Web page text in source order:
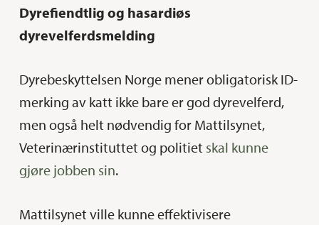
Dyrefiendtlig og hasardiøs
dyrevelferdsmelding
Dyrebeskyttelsen Norge mener obligatorisk ID-
merking av katt ikke bare er god dyrevelferd,
men også helt nødvendig for Mattilsynet,
Veterinærinstituttet og politiet skal kunne
gjøre jobben sin.
Mattilsynet ville kunne effektivisere